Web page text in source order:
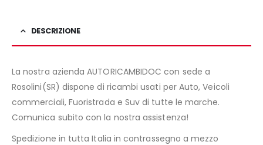
DESCRIZIONE
La nostra azienda AUTORICAMBIDOC con sede a
Rosolini(SR) dispone di ricambi usati per Auto, Veicoli
commerciali, Fuoristrada e Suv di tutte le marche.
Comunica subito con la nostra assistenza!
Spedizione in tutta Italia in contrassegno a mezzo